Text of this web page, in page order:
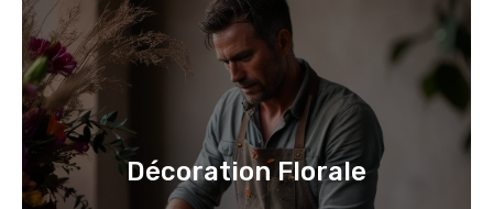
Décoration Florale